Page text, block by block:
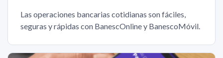
Las operaciones bancarias cotidianas son fáciles,
seguras y rápidas con BanescOnline y BanescoMóvil.